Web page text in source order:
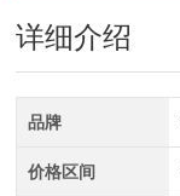
详细介绍
品牌
价格区间